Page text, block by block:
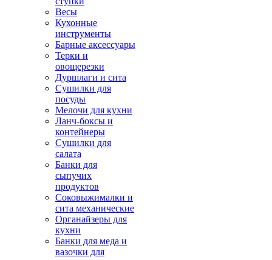
Весы
Кухонные
инструменты
Барные аксессуары
Терки и
овощерезки
Дуршлаги и сита
Сушилки для
посуды
Мелочи для кухни
Ланч-боксы и
контейнеры
Сушилки для
салата
Банки для
сыпучих
продуктов
Соковыжималки и
сита механические
Органайзеры для
кухни
Банки для меда и
вазочки для